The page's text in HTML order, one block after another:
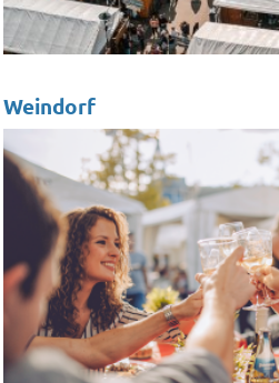
Weindorf